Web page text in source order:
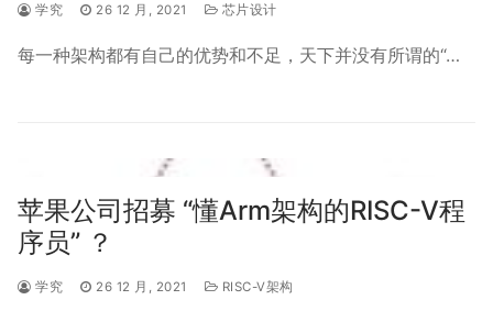
学究 26 12 月, 2021 芯片设计
每一种架构都有自己的优势和不足，天下并没有所谓的“…
苹果公司招募 “懂Arm架构的RISC-V程
序员” ？
学究 26 12 月, 2021 RISC-V架构